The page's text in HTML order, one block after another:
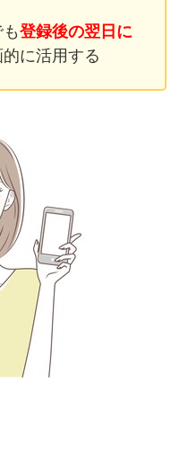
登録後の翌日に
に活用する